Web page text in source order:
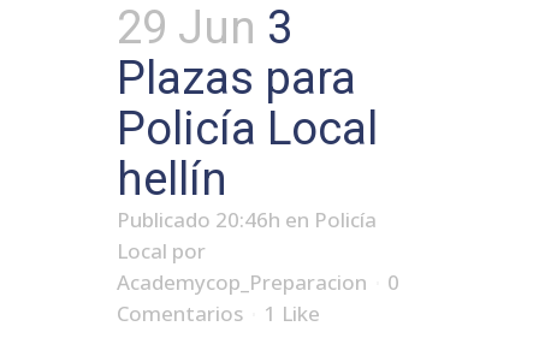
29 Jun 3
Plazas para
Policía Local
hellín
Publicado 20:46h en Policía
Local por
Academycop_Preparacion
0
Comentarios
1 Like